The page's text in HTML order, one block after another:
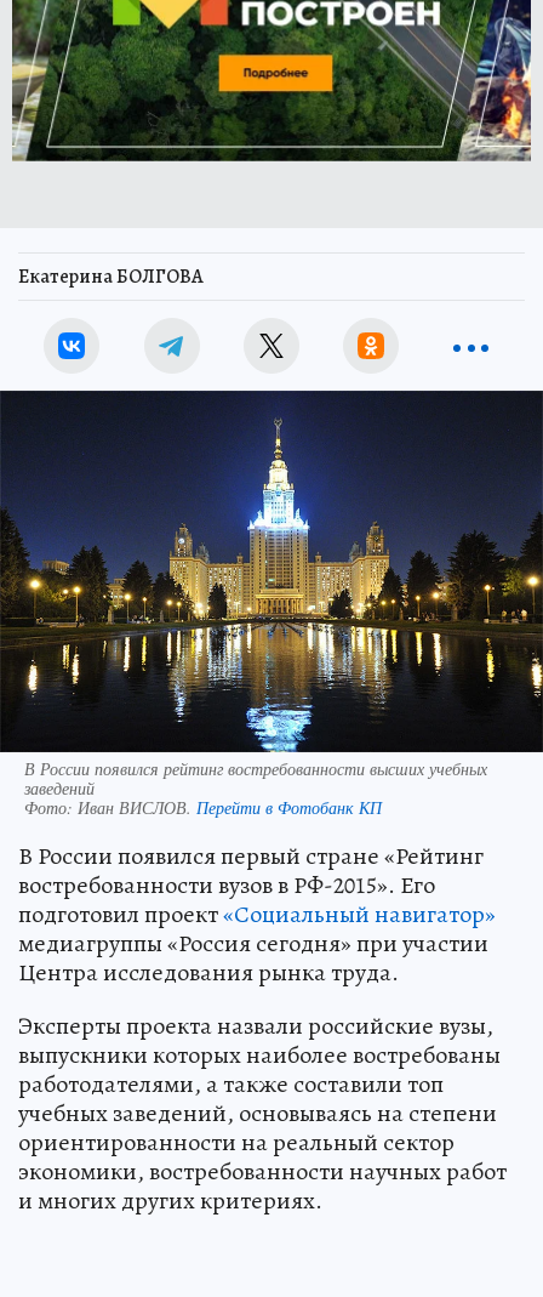
Екатерина БОЛГОВА
В России появился рейтинг востребованности высших учебных
заведений
Фото: Иван ВИСЛОВ. Перейти в Фотобанк КП
В России появился первый стране «Рейтинг
востребованности вузов в РФ-2015». Его
подготовил проект«Социальный навигатор»
медиагруппы «Россия сегодня» при участии
Центра исследования рынка труда.
Эксперты проекта назвали российские вузы,
выпускники которых наиболее востребованы
работодателями, а также составили топ
учебных заведений, основываясь на степени
ориентированности на реальный сектор
экономики, востребованности научных работ
и многих других критериях.